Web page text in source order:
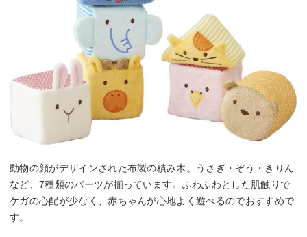
動物の顔がデザインされた布製の積み木。うさぎ・ぞう・きりん
など、7種類のパーツが揃っています。ふわふわとした肌触りで
ケガの心配が少なく、赤ちゃんが心地よく遊べるのでおすすめで
す。